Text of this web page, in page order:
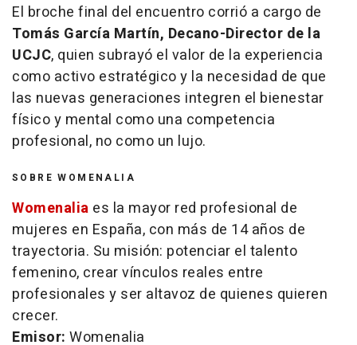
El broche final del encuentro corrió a cargo de
Tomás García Martín, Decano-Director de la
UCJC, quien subrayó el valor de la experiencia
como activo estratégico y la necesidad de que
las nuevas generaciones integren el bienestar
físico y mental como una competencia
profesional, no como un lujo.
SOBRE WOMENALIA
Womenalia es la mayor red profesional de
mujeres en España, con más de 14 años de
trayectoria. Su misión: potenciar el talento
femenino, crear vínculos reales entre
profesionales y ser altavoz de quienes quieren
crecer.
Emisor: Womenalia